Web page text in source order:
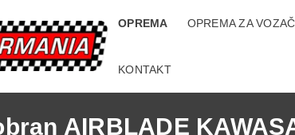
OPREMA OPREMA ZA
KONTAKT
AIRBLADE